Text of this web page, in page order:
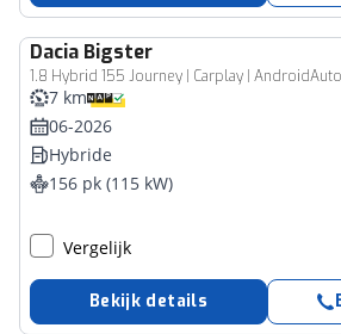
Dacia Bigster
1.8 Hybrid 155 Journey | Carplay |
7 km
06-2026
Hybride
156 pk (115 kW)
Vergelijk
Bekijk details